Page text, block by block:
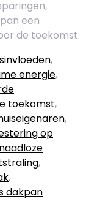
een
de toekomst.
,
energie,
toekomst,
,
op
naadloze
,
,
dakpan